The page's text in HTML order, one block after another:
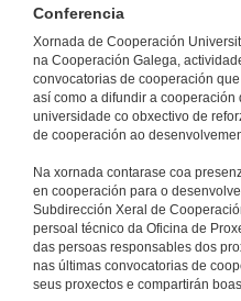
Conferencia
Xornada de Cooperación
na Cooperación Galega,
convocatorias de cooperación
así como a difundir a cooperación
universidade co obxectivo de
de cooperación ao
Na xornada contarase coa
en cooperación para o
Subdirección Xeral de
persoal técnico da Oficina de
das persoas responsables dos
nas últimas convocatorias de
seus proxectos e compartirán
1 de